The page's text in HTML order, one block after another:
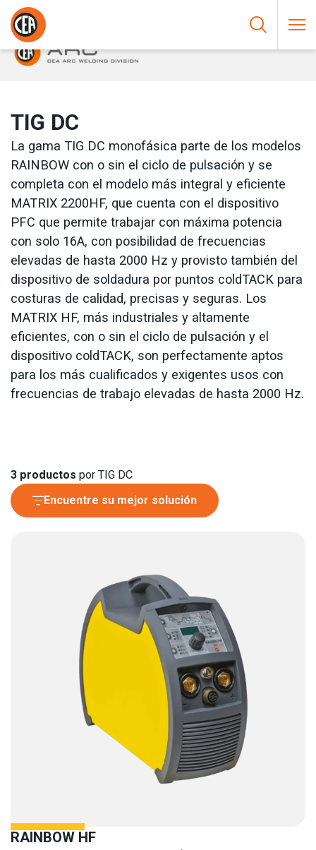
Saltar al contenido
HOME/
TIG DC
La gama TIG DC monofásica parte de los modelos
RAINBOW con o sin el ciclo de pulsación y se
completa con el modelo más integral y eficiente
MATRIX 2200HF, que cuenta con el dispositivo
PFC que permite trabajar con máxima potencia
con solo 16A, con posibilidad de frecuencias
elevadas de hasta 2000 Hz y provisto también del
dispositivo de soldadura por puntos coldTACK para
costuras de calidad, precisas y seguras. Los
MATRIX HF, más industriales y altamente
eficientes, con o sin el ciclo de pulsación y el
dispositivo coldTACK, son perfectamente aptos
para los más cualificados y exigentes usos con
frecuencias de trabajo elevadas de hasta 2000 Hz.
3 productos por TIG DC
Encuentre su mejor solución
RAINBOW HF